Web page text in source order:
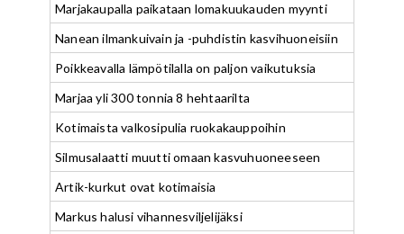
Marjakaupalla paikataan lomakuukauden myynti
Nanean ilmankuivain ja -puhdistin kasvihuoneisiin
Poikkeavalla lämpötilalla on paljon vaikutuksia
Marjaa yli 300 tonnia 8 hehtaarilta
Kotimaista valkosipulia ruokakauppoihin
Silmusalaatti muutti omaan kasvuhuoneeseen
Artik-kurkut ovat kotimaisia
Markus halusi vihannesviljelijäksi